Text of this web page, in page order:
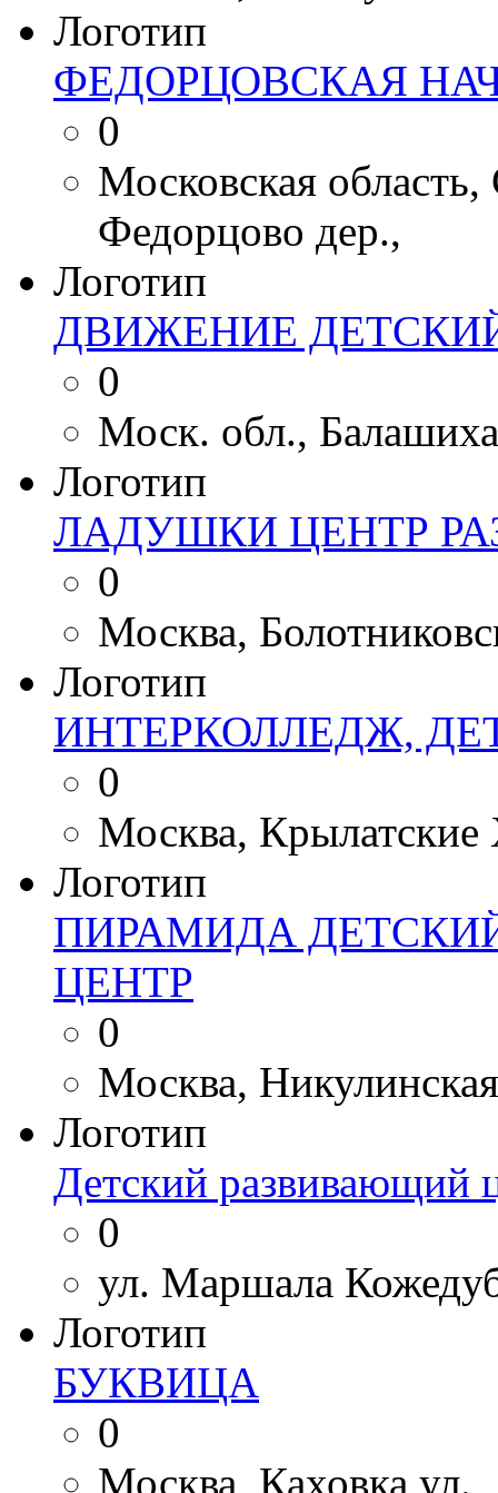
Логотип
ФЕДОРЦОВСКАЯ
0
Московская
Федорцово дер.,
Логотип
ДВИЖЕНИЕ
0
Моск. обл.,
Логотип
ЛАДУШКИ ЦЕНТР
0
Москва,
Логотип
ИНТЕРКОЛЛЕДЖ,
0
Москва,
Логотип
ПИРАМИДА
ЦЕНТР
0
Москва,
Логотип
Детский развивающий
0
ул. Маршала
Логотип
БУКВИЦА
0
Москва, Каховка ул.,